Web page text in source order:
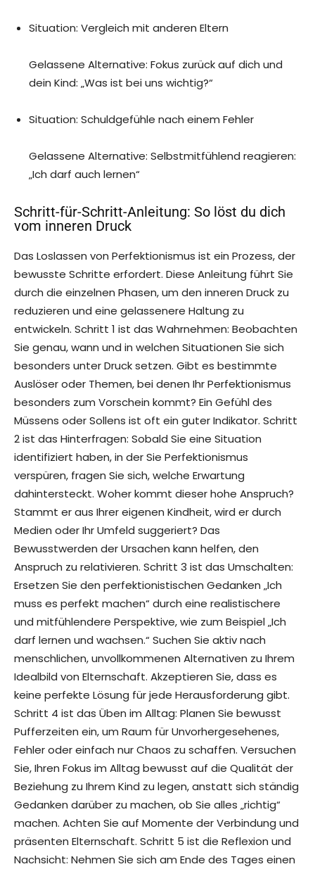
Situation: Vergleich mit anderen Eltern
Gelassene Alternative: Fokus zurück auf dich und
dein Kind: „Was ist bei uns wichtig?“
Situation: Schuldgefühle nach einem Fehler
Gelassene Alternative: Selbstmitfühlend reagieren:
„Ich darf auch lernen“
Schritt-für-Schritt-Anleitung: So löst du dich
vom inneren Druck
Das Loslassen von Perfektionismus ist ein Prozess, der
bewusste Schritte erfordert. Diese Anleitung führt Sie
durch die einzelnen Phasen, um den inneren Druck zu
reduzieren und eine gelassenere Haltung zu
entwickeln. Schritt 1 ist das Wahrnehmen: Beobachten
Sie genau, wann und in welchen Situationen Sie sich
besonders unter Druck setzen. Gibt es bestimmte
Auslöser oder Themen, bei denen Ihr Perfektionismus
besonders zum Vorschein kommt? Ein Gefühl des
Müssens oder Sollens ist oft ein guter Indikator. Schritt
2 ist das Hinterfragen: Sobald Sie eine Situation
identifiziert haben, in der Sie Perfektionismus
verspüren, fragen Sie sich, welche Erwartung
dahintersteckt. Woher kommt dieser hohe Anspruch?
Stammt er aus Ihrer eigenen Kindheit, wird er durch
Medien oder Ihr Umfeld suggeriert? Das
Bewusstwerden der Ursachen kann helfen, den
Anspruch zu relativieren. Schritt 3 ist das Umschalten:
Ersetzen Sie den perfektionistischen Gedanken „Ich
muss es perfekt machen“ durch eine realistischere
und mitfühlendere Perspektive, wie zum Beispiel „Ich
darf lernen und wachsen.“ Suchen Sie aktiv nach
menschlichen, unvollkommenen Alternativen zu Ihrem
Idealbild von Elternschaft. Akzeptieren Sie, dass es
keine perfekte Lösung für jede Herausforderung gibt.
Schritt 4 ist das Üben im Alltag: Planen Sie bewusst
Pufferzeiten ein, um Raum für Unvorhergesehenes,
Fehler oder einfach nur Chaos zu schaffen. Versuchen
Sie, Ihren Fokus im Alltag bewusst auf die Qualität der
Beziehung zu Ihrem Kind zu legen, anstatt sich ständig
Gedanken darüber zu machen, ob Sie alles „richtig“
machen. Achten Sie auf Momente der Verbindung und
präsenten Elternschaft. Schritt 5 ist die Reflexion und
Nachsicht: Nehmen Sie sich am Ende des Tages einen